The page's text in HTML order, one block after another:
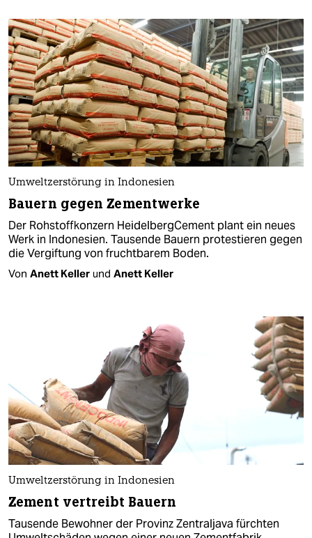
Umweltzerstörung in Indonesien
Bauern gegen Zementwerke
Der Rohstoffkonzern HeidelbergCement plant ein neues
Werk in Indonesien. Tausende Bauern protestieren gegen
die Vergiftung von fruchtbarem Boden.
Von Anett Keller und Anett Keller
Umweltzerstörung in Indonesien
Zement vertreibt Bauern
Tausende Bewohner der Provinz Zentraljava fürchten